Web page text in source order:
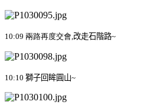
10:09 兩路再度交會 改走石階路~
10:10 獅子回眸圓山~